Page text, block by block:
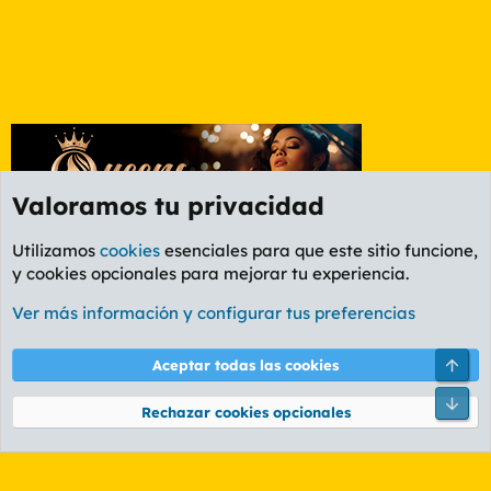
Foro General
Cookies
PL OLDSTYLE AMARILLO
Términos y reglas Política de privacidad Ayuda
Community platform by XenForo® © 2010-2026 XenForo Ltd.
Valoramos tu privacidad
Utilizamos cookies esenciales para que este sitio funcione,
y cookies opcionales para mejorar tu experiencia.
Ver más información y configurar tus preferencias
Aceptar todas las cookies
Rechazar cookies opcionales
Pie